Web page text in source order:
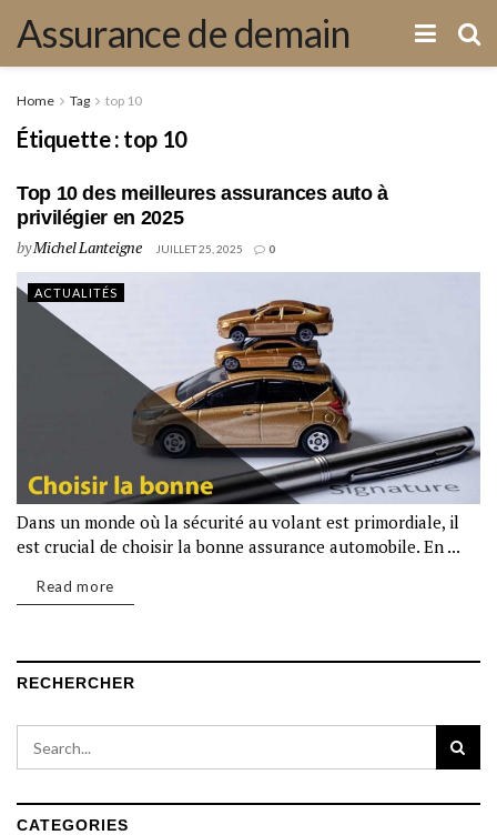
Assurance de demain
Home Tag top 10
Étiquette : top 10
Top 10 des meilleures assurances auto à
privilégier en 2025
byMichel Lanteigne JUILLET 25, 2025 0
ACTUALITÉS
Dans un monde où la sécurité au volant est primordiale, il
est crucial de choisir la bonne assurance automobile. En ...
Read more
RECHERCHER
CATEGORIES